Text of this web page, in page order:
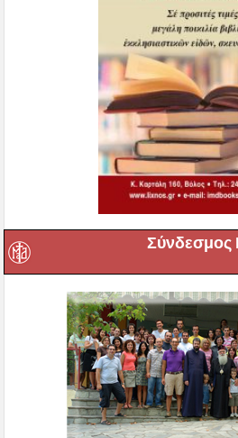
Σύνδεσμος